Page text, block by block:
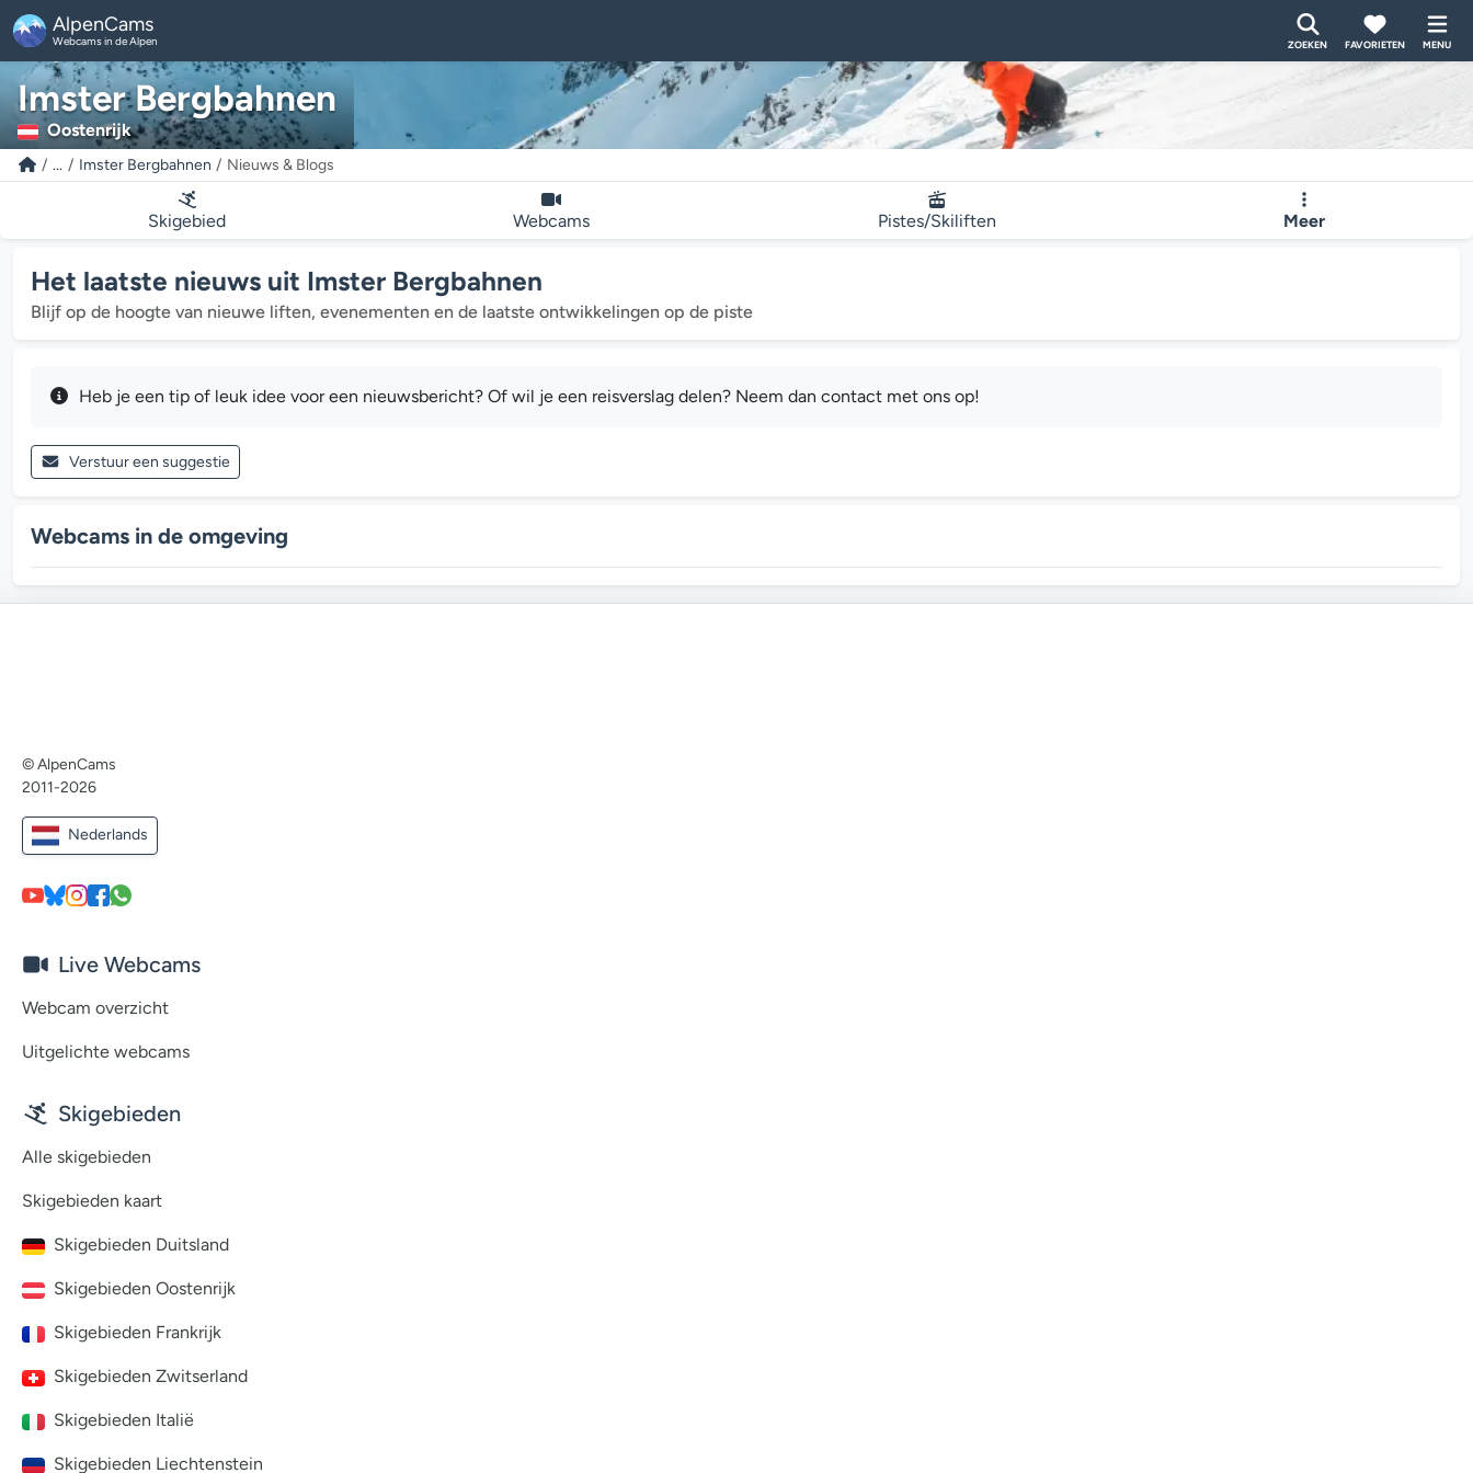
AlpenCams
Webcams in de Alpen ZOEKEN FAVORIETEN MENU
Imster Bergbahnen
Oostenrijk
... Imster Bergbahnen Nieuws & Blogs
Skigebied Webcams Pistes/Skiliften Meer
Het laatste nieuws uit Imster Bergbahnen
Blijf op de hoogte van nieuwe liften, evenementen en de laatste ontwikkelingen op de piste
Heb je een tip of leuk idee voor een nieuwsbericht? Of wil je een reisverslag delen? Neem dan contact met ons op!
Verstuur een suggestie
Webcams in de omgeving
© AlpenCams
2011-2026
Nederlands
Live Webcams
Webcam overzicht
Uitgelichte webcams
Skigebieden
Alle skigebieden
Skigebieden kaart
Skigebieden Duitsland
Skigebieden Oostenrijk
Skigebieden Frankrijk
Skigebieden Zwitserland
Skigebieden Italië
Skigebieden Liechtenstein